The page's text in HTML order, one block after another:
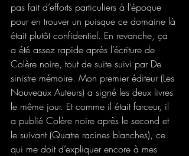
pas fait d’efforts particuliers à l’époque
pour en trouver un puisque ce domaine là
était plutôt confidentiel. En revanche, ça
a été assez rapide après l’écriture de
Colère noire, tout de suite suivi par De
sinistre mémoire. Mon premier éditeur (Les
Nouveaux Auteurs) a signé les deux livres
le même jour. Et comme il était farceur, il
a publié Colère noire après le second et
le suivant (Quatre racines blanches), ce
qui me doit d’expliquer encore à mes